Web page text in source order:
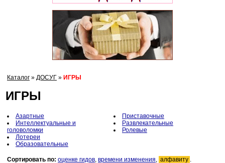
Каталог » ДОСУГ » ИГРЫ
ИГРЫ
Азартные
Интеллектуальные и
головоломки
Лотереи
Образовательные
Приставочные
Развлекательные
Ролевые
Сортировать по: оценке гидов, времени изменения, алфавиту .